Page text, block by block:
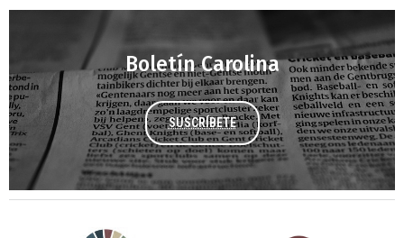
Boletín Carolina
SUSCRÍBETE